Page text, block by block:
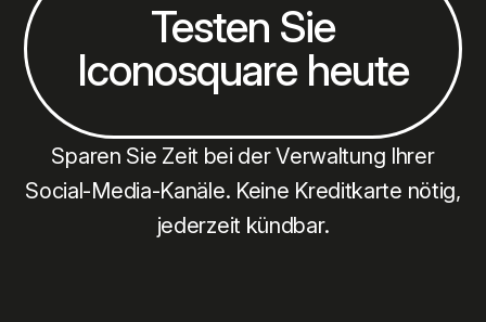
Testen Sie
Iconosquare heute
Sparen Sie Zeit bei der Verwaltung Ihrer
Social-Media-Kanäle. Keine Kreditkarte nötig,
jederzeit kündbar.